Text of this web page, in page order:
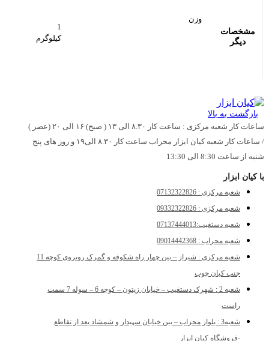
مشخصات
دیگر
وزن
1
کیلوگرم
بازگشت به بالا
ساعات کار شعبه مرکزی : ساعت کار ۸.۳۰ الی ۱۳ ( صبح) ۱۶ الی ۲۰ (عصر )
/ ساعات کار شعبه کیان ابزار محراب ساعت کار ۸.۳۰ الی۱۹ و روز های پنج
شنبه از ساعت 8:30 الی 13:30
با کیان ابزار
شعبه مرکزی : 07132322826
شعبه مرکزی : 09332322826
شعبه دستغیب:07137444013
شعبه محراب : 09014442368
شعبه مرکزی : شیراز – بین چهار راه شکوفه و گمرک روبروی کوچه 11
جنب کیان چوب
شعبه 2 : شهرک دستغیب – خیابان زیتون – کوچه 6 – سوله 7 سمت
راست
شعبه3 : بلوار محراب – بین خیابان سپیدار و شمشاد بعد از تقاطع
-فروشگاه کیان ابزار